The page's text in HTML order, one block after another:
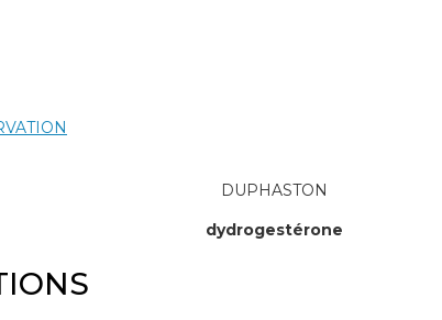
DUPHASTON
dydrogestérone